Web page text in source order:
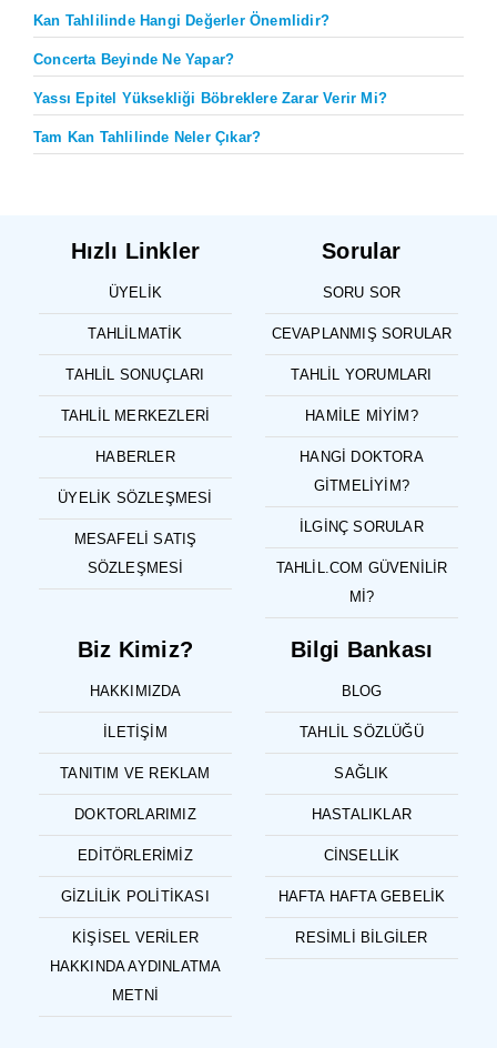
Kan Tahlilinde Hangi Değerler Önemlidir?
Concerta Beyinde Ne Yapar?
Yassı Epitel Yüksekliği Böbreklere Zarar Verir Mi?
Tam Kan Tahlilinde Neler Çıkar?
Hızlı Linkler
ÜYELIK
TAHLILMATIK
TAHLIL SONUÇLARI
TAHLIL MERKEZLERI
HABERLER
ÜYELIK SÖZLEŞMESI
MESAFELI SATIŞ
SÖZLEŞMESI
Sorular
SORU SOR
CEVAPLANMIŞ SORULAR
TAHLIL YORUMLARI
HAMILE MIYIM?
HANGI DOKTORA
GITMELIYIM?
İLGINÇ SORULAR
TAHLIL.COM GÜVENILIR
MI?
Biz Kimiz?
HAKKIMIZDA
İLETIŞIM
TANITIM VE REKLAM
DOKTORLARIMIZ
EDITÖRLERIMIZ
GIZLILIK POLITIKASI
KIŞISEL VERILER
HAKKINDA AYDINLATMA
METNI
Bilgi Bankası
BLOG
TAHLIL SÖZLÜĞÜ
SAĞLIK
HASTALIKLAR
CINSELLIK
HAFTA HAFTA GEBELIK
RESIMLI BILGILER